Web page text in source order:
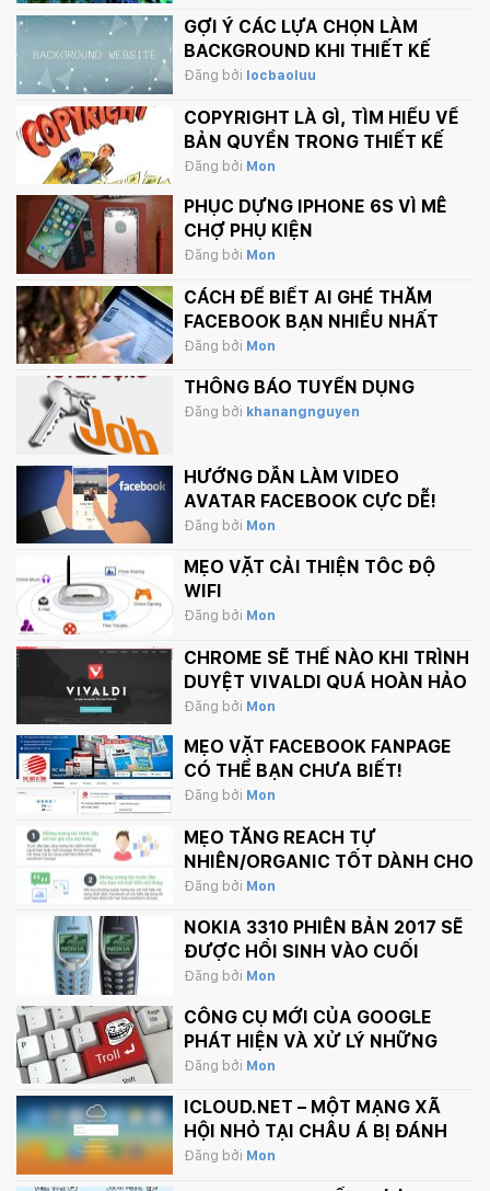
GỢI Ý CÁC LỰA CHỌN LÀM
BACKGROUND KHI THIẾT KẾ
WEBSITE
Đăng bởi locbaoluu
COPYRIGHT LÀ GÌ, TÌM HIỂU VỀ
BẢN QUYỀN TRONG THIẾT KẾ
Đăng bởi Mon
PHỤC DỰNG IPHONE 6S VÌ MÊ
CHỢ PHỤ KIỆN
Đăng bởi Mon
CÁCH ĐỂ BIẾT AI GHÉ THĂM
FACEBOOK BẠN NHIỀU NHẤT
Đăng bởi Mon
THÔNG BÁO TUYỂN DỤNG
Đăng bởi khanangnguyen
HƯỚNG DẪN LÀM VIDEO
AVATAR FACEBOOK CỰC DỄ!
Đăng bởi Mon
MẸO VẶT CẢI THIỆN TỐC ĐỘ
WIFI
Đăng bởi Mon
CHROME SẼ THẾ NÀO KHI TRÌNH
DUYỆT VIVALDI QUÁ HOÀN HẢO
Đăng bởi Mon
MẸO VẶT FACEBOOK FANPAGE
CÓ THỂ BẠN CHƯA BIẾT!
Đăng bởi Mon
MẸO TĂNG REACH TỰ
NHIÊN/ORGANIC TỐT DÀNH CHO
FANPAGE CỦA BẠN
Đăng bởi Mon
NOKIA 3310 PHIÊN BẢN 2017 SẼ
ĐƯỢC HỒI SINH VÀO CUỐI
THÁNG 2 NÀY
Đăng bởi Mon
CÔNG CỤ MỚI CỦA GOOGLE
PHÁT HIỆN VÀ XỬ LÝ NHỮNG
BÌNH LUẬN PHẢN CẢM TRÊN
Đăng bởi Mon
ICLOUD.NET – MỘT MẠNG XÃ
HỘI NHỎ TẠI CHÂU Á BỊ ĐÁNH
SẬP BỞI APPLE.
Đăng bởi Mon